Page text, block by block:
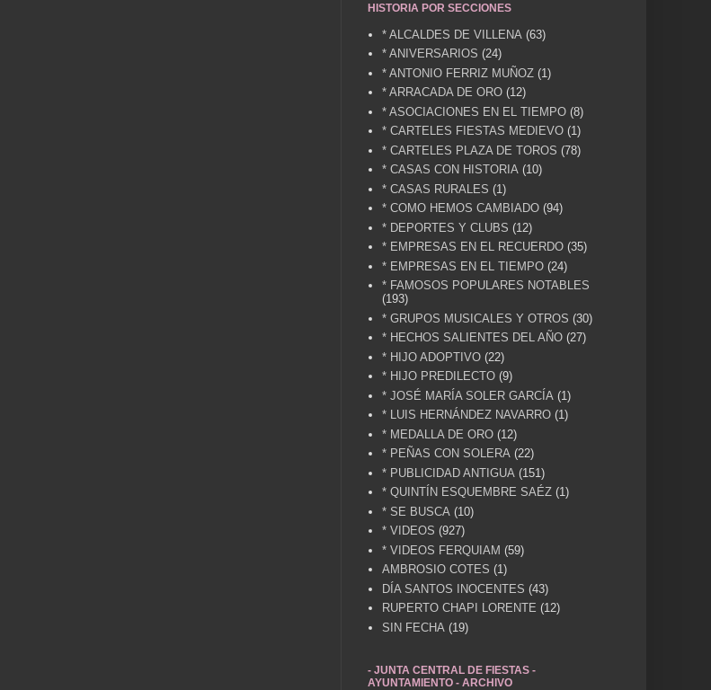
HISTORIA POR SECCIONES
* ALCALDES DE VILLENA (63)
* ANIVERSARIOS (24)
* ANTONIO FERRIZ MUÑOZ (1)
* ARRACADA DE ORO (12)
* ASOCIACIONES EN EL TIEMPO (8)
* CARTELES FIESTAS MEDIEVO (1)
* CARTELES PLAZA DE TOROS (78)
* CASAS CON HISTORIA (10)
* CASAS RURALES (1)
* COMO HEMOS CAMBIADO (94)
* DEPORTES Y CLUBS (12)
* EMPRESAS EN EL RECUERDO (35)
* EMPRESAS EN EL TIEMPO (24)
* FAMOSOS POPULARES NOTABLES
(193)
* GRUPOS MUSICALES Y OTROS (30)
* HECHOS SALIENTES DEL AÑO (27)
* HIJO ADOPTIVO (22)
* HIJO PREDILECTO (9)
* JOSÉ MARÍA SOLER GARCÍA (1)
* LUIS HERNÁNDEZ NAVARRO (1)
* MEDALLA DE ORO (12)
* PEÑAS CON SOLERA (22)
* PUBLICIDAD ANTIGUA (151)
* QUINTÍN ESQUEMBRE SAÉZ (1)
* SE BUSCA (10)
* VIDEOS (927)
* VIDEOS FERQUIAM (59)
AMBROSIO COTES (1)
DÍA SANTOS INOCENTES (43)
RUPERTO CHAPI LORENTE (12)
SIN FECHA (19)
- JUNTA CENTRAL DE FIESTAS -
AYUNTAMIENTO - ARCHIVO